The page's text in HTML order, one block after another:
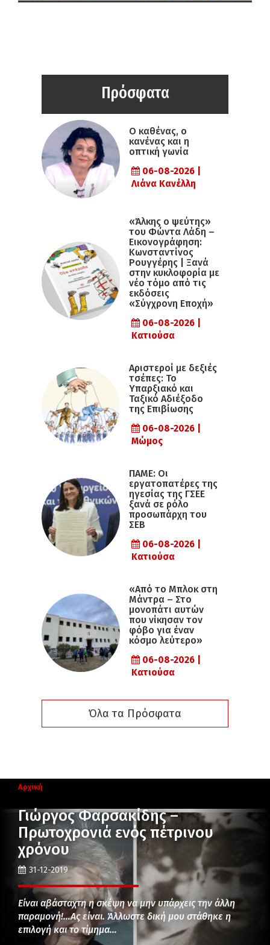
Πρόσφατα
Ο καθένας, ο
κανένας και η
οπτική γωνία
06-08-2026 |
Λιάνα Κανέλλη
«Άλκης ο ψεύτης»
του Φώντα Λάδη –
Εικονογράφηση:
Κωνσταντίνος
Ρουγγέρης | Ξανά
στην κυκλοφορία με
νέο τόμο από τις
εκδόσεις
«Σύγχρονη Εποχή»
06-08-2026 |
Κατιούσα
Αριστεροί με δεξιές
τσέπες: Το
Υπαρξιακό και
Ταξικό Αδιέξοδο
της Επιβίωσης
06-08-2026 |
Μώμος
ΠΑΜΕ: Οι
εργατοπατέρες της
ηγεσίας της ΓΣΕΕ
ξανά σε ρόλο
προσωπάρχη του
ΣΕΒ
06-08-2026 |
Κατιούσα
«Από το Μπλοκ στη
Μάντρα – Στο
μονοπάτι αυτών
που νίκησαν τον
φόβο για έναν
κόσμο λεύτερο»
06-08-2026 |
Κατιούσα
Όλα τα Πρόσφατα
Αρχική
Γιώργος Φαρσακίδης –
Πρωτοχρονιά ενός πέτρινου
χρόνου
31-12-2019
Είναι αβάσταχτη η σκέψη να μην υπάρχεις την άλλη
παραμονή!…Ας είναι. Άλλωστε δική μου στάθηκε η
επιλογή και το τίμημα…